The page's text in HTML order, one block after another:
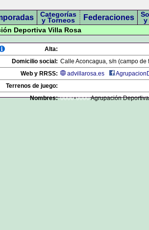
Categorías
y Torneos Federaciones y
Deportiva Villa Rosa
Alta:
Domicilio social: Calle Aconcagua, s/n (campo de
Web y RRSS:
advillarosa.es
Terrenos de juego:
Nombres: 0000-0000Agrupación